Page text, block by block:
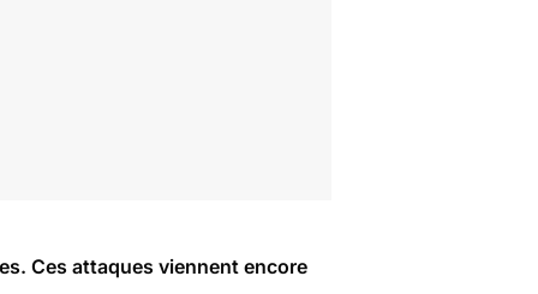
Ces attaques viennent encore